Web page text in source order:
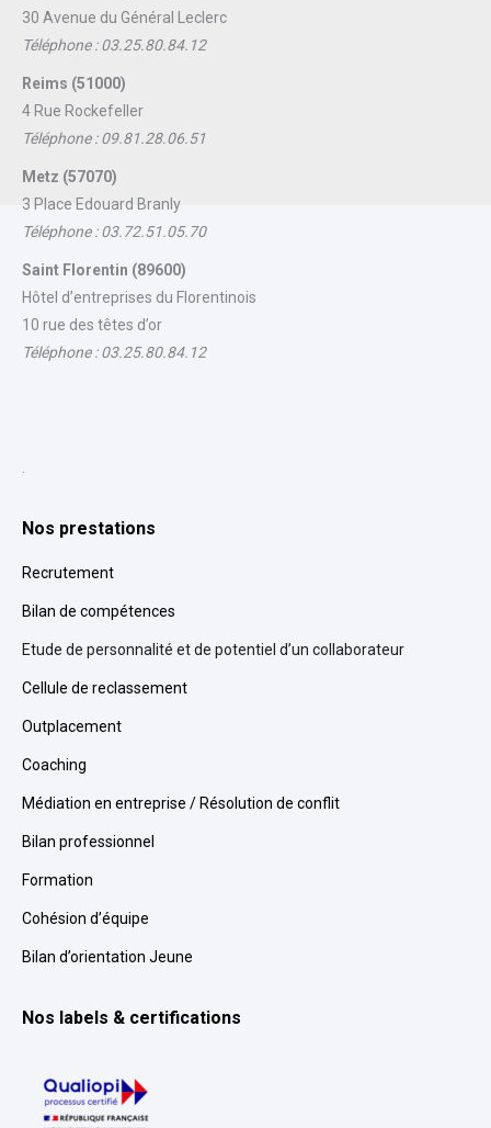
30 Avenue du Général Leclerc
Téléphone : 03.25.80.84.12
Reims (51000)
4 Rue Rockefeller
Téléphone : 09.81.28.06.51
Metz (57070)
3 Place Edouard Branly
Téléphone : 03.72.51.05.70
Saint Florentin (89600)
Hôtel d’entreprises du Florentinois
10 rue des têtes d’or
Téléphone : 03.25.80.84.12
Nos prestations
Recrutement
Bilan de compétences
Etude de personnalité et de potentiel d’un collaborateur
Cellule de reclassement
Outplacement
Coaching
Médiation en entreprise / Résolution de conflit
Bilan professionnel
Formation
Cohésion d’équipe
Bilan d’orientation Jeune
Nos labels & certifications